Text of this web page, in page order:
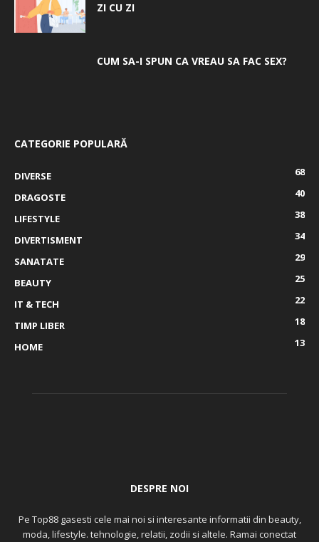
ZI CU ZI
CUM SA-I SPUN CA VREAU SA FAC SEX?
CATEGORIE POPULARĂ
DIVERSE
68
DRAGOSTE
40
LIFESTYLE
38
DIVERTISMENT
34
SANATATE
29
BEAUTY
25
IT & TECH
22
TIMP LIBER
18
HOME
13
DESPRE NOI
Pe Top88 gasesti cele mai noi si interesante informatii din beauty,
moda, lifestyle. tehnologie, relatii, zodii si altele. Ramai conectat